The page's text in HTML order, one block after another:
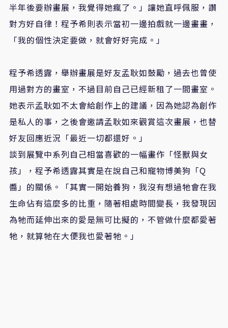
半年後要辦畫展，我覺得她瘋了。」讓她直呼佩服，讚
對方好自律！程予希則表示當初一邊拍戲就一邊畫畫，
「我的個性決定要做，就會好好完成。」
程予希透露，舉辦畫展是好友孟耿如鼓勵，過去也曾使
用過對方的畫室，不過目前自己已經新租了一間畫室。
她表示孟耿如不太會給創作上的建議，因為她認為創作
是私人的事，之後會邀請孟耿如來觀賞這次畫展，也替
好友回應近況「最近一切都還好。」
談到展覽中系列自己相當喜歡的一幅畫作「怪獸與女
孩」，程予希透露其實是在說自己和寵物博美狗「Q
醬」的關係。「其實一開始養狗，我沒有想過牠會在我
生命佔有這麼多的比重，隨著相處時間變長，我發現因
為牠而延伸出來的愛是無可比擬的，不管做什麼都愛著
牠，就算牠在大便我也愛著牠。」